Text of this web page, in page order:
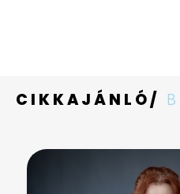
CIKKAJÁNLÓ/